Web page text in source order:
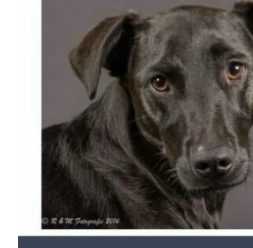
Skip to content